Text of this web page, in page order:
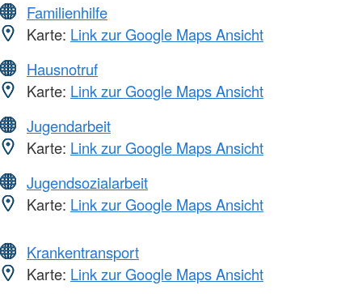
Familienhilfe
Karte: Link zur Google Maps Ansicht
Hausnotruf
Karte: Link zur Google Maps Ansicht
Jugendarbeit
Karte: Link zur Google Maps Ansicht
Jugendsozialarbeit
Karte: Link zur Google Maps Ansicht
Krankentransport
Karte: Link zur Google Maps Ansicht